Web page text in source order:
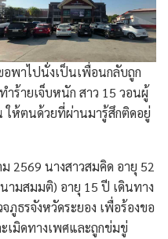
พาไปนั่งเป็นเพื่อนกลับถูก
ร้ายเจ็บหนัก สาว 15 วอนผู้
ให้ตนด้วยที่ผ่านมารู้สึกติดอยู่
2569 นางสาวสมคิด อายุ 52
ามสมมติ) อายุ 15 ปี เดินทาง
ภูธรจังหวัดระยอง เพื่อร้องขอ
เมิดทางเพศและถูกข่มขู่